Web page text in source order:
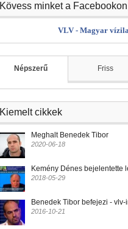
Kövess minket a
VLV - Magyar
Népszerű Friss
Kiemelt cikkek
Meghalt Benedek Tibor
2020-06-18
Kemény Dénes bejelentette
2018-05-29
Benedek Tibor befejezi - vlv-
2016-10-21